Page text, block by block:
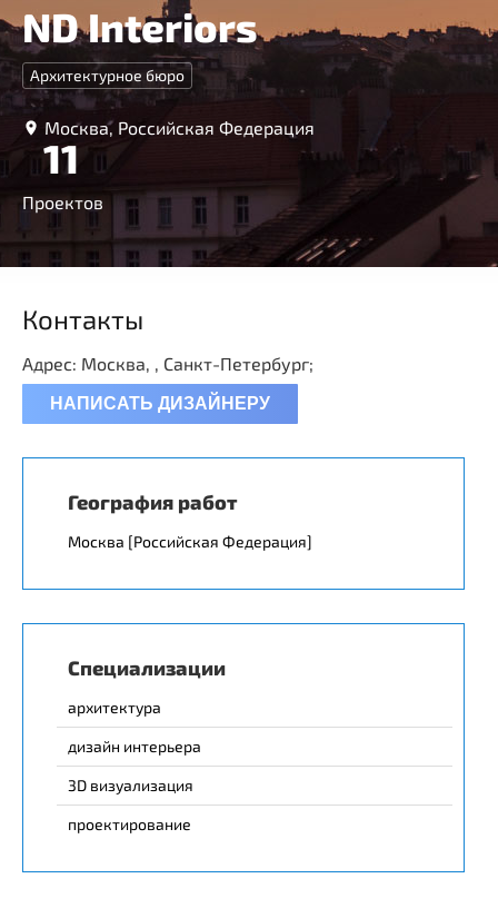
ND Interiors
Архитектурное бюро
Москва, Российская Федерация
11
Проектов
Контакты
Адрес: Москва, , Санкт-Петербург;
НАПИСАТЬ ДИЗАЙНЕРУ
География работ
Москва [Российская Федерация]
Специализации
архитектура
дизайн интерьера
3D визуализация
проектирование